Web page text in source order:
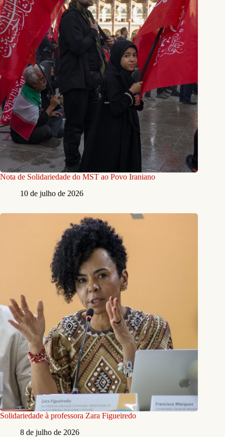
Nota de Solidariedade do MST ao Povo Iraniano
10 de julho de 2026
Solidariedade à professora Zara Figueiredo
8 de julho de 2026